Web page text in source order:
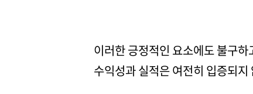
이러한 긍정적인 요소에도 불구
수익성과 실적은 여전히 입증되